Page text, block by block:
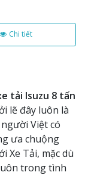
Chi tiết
tải Isuzu 8 tấn
lẽ đây luôn là
Việt có
ưa chuộng
Xe Tải, mặc dù
trong tình